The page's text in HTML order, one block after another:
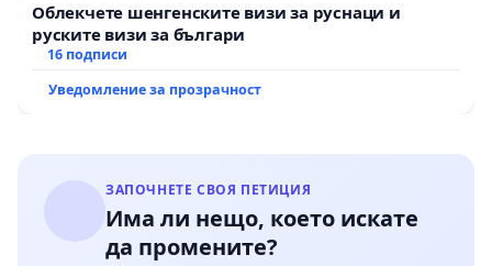
Облекчете шенгенските визи за руснаци и
руските визи за българи
16 подписи
Уведомление за прозрачност
ЗАПОЧНЕТЕ СВОЯ ПЕТИЦИЯ
Има ли нещо, което искате
да промените?